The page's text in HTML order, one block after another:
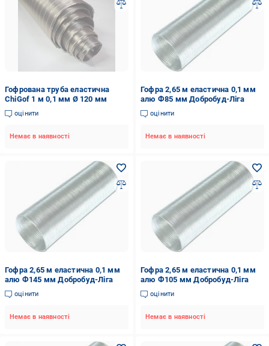
Гофрована труба еластична
ChiGof 1 м 0,1 мм Ø 120 мм
оцінити
Немає в наявності
Гофра 2,65 м еластична 0,1 мм
алю Ф85 мм Добробуд-Ліга
оцінити
Немає в наявності
Гофра 2,65 м еластична 0,1 мм
алю Ф145 мм Добробуд-Ліга
оцінити
Немає в наявності
Гофра 2,65 м еластична 0,1 мм
алю Ф105 мм Добробуд-Ліга
оцінити
Немає в наявності